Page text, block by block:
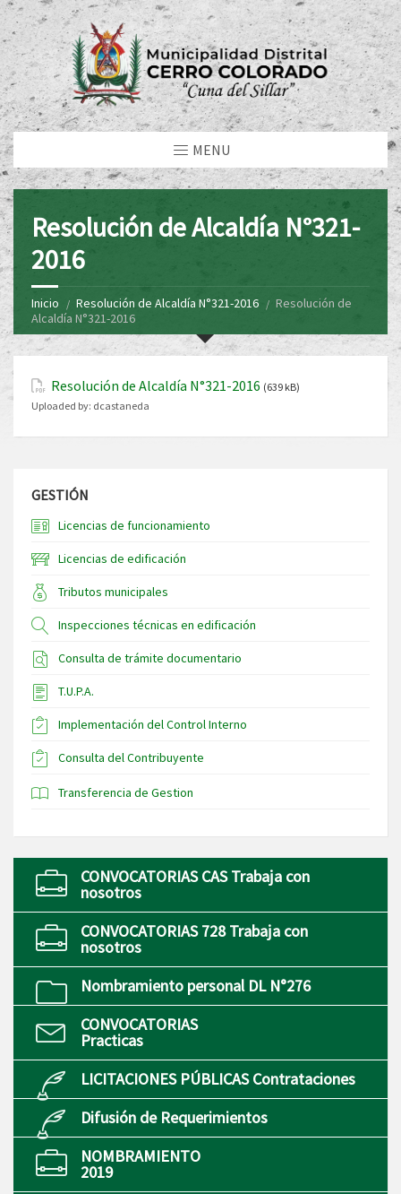
MENU
Resolución de Alcaldía N°321-
2016
Inicio Resolución de Alcaldía N°321-2016
Resolución de
Alcaldía N°321-2016
Resolución de Alcaldía N°321-2016 (639 kB)
Uploaded by: dcastaneda
GESTIÓN
Licencias de funcionamiento
Licencias de edificación
Tributos municipales
Inspecciones técnicas en edificación
Consulta de trámite documentario
T.U.P.A.
Implementación del Control Interno
Consulta del Contribuyente
Transferencia de Gestion
CONVOCATORIAS CAS Trabaja con
nosotros
CONVOCATORIAS 728 Trabaja con
nosotros
Nombramiento personal DL N°276
CONVOCATORIAS
Practicas
LICITACIONES PÚBLICAS Contrataciones
Difusión de Requerimientos
NOMBRAMIENTO
2019